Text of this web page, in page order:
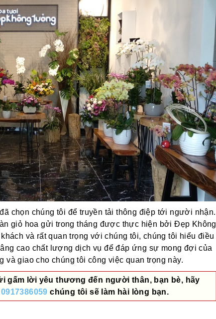
chọn chúng tôi để truyền tải thông điệp tới người nhận.
giỏ hoa gửi trong tháng được thực hiện bởi Đẹp Không
và rất quan trọng với chúng tôi, chúng tôi hiểu điều
cao chất lượng dịch vụ để đáp ứng sự mong đợi của
giao cho chúng tôi công việc quan trọng này.
gấm lời yêu thương đến người thân, bạn bè, hãy
0917386059 chúng tôi sẽ làm hài lòng bạn.